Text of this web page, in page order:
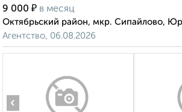
9 000 ₽ в месяц
Октябрьский район, мкр. Сипайлово,
Агентство, 06.08.2026
‹